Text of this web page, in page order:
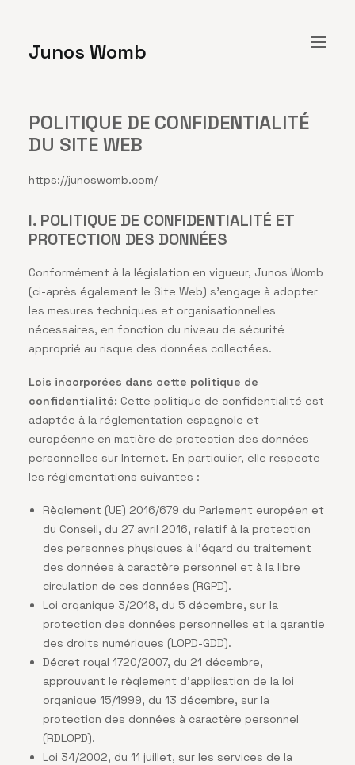
Junos Womb
ACCUEIL
A PROPOS
RESSOURCES
CONTACT
FRANÇAIS
RECHERCHE
POLITIQUE DE CONFIDENTIALITÉ
DU SITE WEB
https://junoswomb.com/
I. POLITIQUE DE CONFIDENTIALITÉ ET
PROTECTION DES DONNÉES
Conformément à la législation en vigueur, Junos Womb
(ci-après également le Site Web) s’engage à adopter
les mesures techniques et organisationnelles
nécessaires, en fonction du niveau de sécurité
approprié au risque des données collectées.
Lois incorporées dans cette politique de
confidentialité: Cette politique de confidentialité est
adaptée à la réglementation espagnole et
européenne en matière de protection des données
personnelles sur Internet. En particulier, elle respecte
les réglementations suivantes :
Règlement (UE) 2016/679 du Parlement européen et
du Conseil, du 27 avril 2016, relatif à la protection
des personnes physiques à l’égard du traitement
des données à caractère personnel et à la libre
circulation de ces données (RGPD).
Loi organique 3/2018, du 5 décembre, sur la
protection des données personnelles et la garantie
des droits numériques (LOPD-GDD).
Décret royal 1720/2007, du 21 décembre,
approuvant le règlement d’application de la loi
organique 15/1999, du 13 décembre, sur la
protection des données à caractère personnel
(RDLOPD).
Loi 34/2002, du 11 juillet, sur les services de la